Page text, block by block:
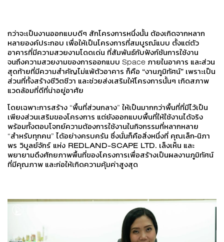
กว่าจะเป็นงานออกแบบดีๆ สักโครงการหนึ่งนั้น ต้องเกิดจากหลาก
หลายองค์ประกอบ เพื่อให้เป็นโครงการที่สมบูรณ์แบบ ตั้งแต่ตัว
อาคารที่มีความสวยงามโดดเด่น ที่สัมพันธ์กับฟังก์ชันการใช้งาน
จนถึงความสวยงามของการออกแบบ Space ภายในอาคาร และส่วน
สุดท้ายที่มีความสำคัญไม่แพ้ตัวอาคาร ก็คือ “งานภูมิทัศน์” เพราะเป็น
ส่วนที่ทั้งสร้างชีวิตชีวา และช่วยส่งเสริมให้โครงการนั้นๆ เกิดสภาพ
แวดล้อมที่ดีที่น่าอยู่อาศัย
โดยเฉพาะการสร้าง “พื้นที่ส่วนกลาง” ให้เป็นมากกว่าพื้นที่ที่มีไว้เป็น
เพียงส่วนเสริมของโครงการ แต่ยังออกแบบพื้นที่ให้ใช้งานได้จริง
พร้อมทั้งตอบโจทย์ความต้องการใช้งานในกิจกรรมที่หลากหลาย
“สำหรับทุกคน” ได้อย่างครบครัน ซึ่งนั่นก็คือสิ่งหนึ่งที่ คุณเล็ก-นิภา
พร วิบูลย์จักร์ แห่ง REDLAND-SCAPE LTD. เล็งเห็น และ
พยายามดึงศักยภาพพื้นที่ของโครงการเพื่อสร้างเป็นผลงานภูมิทัศน์
ที่มีคุณภาพ และก่อให้เกิดความคุ้มค่าสูงสุด